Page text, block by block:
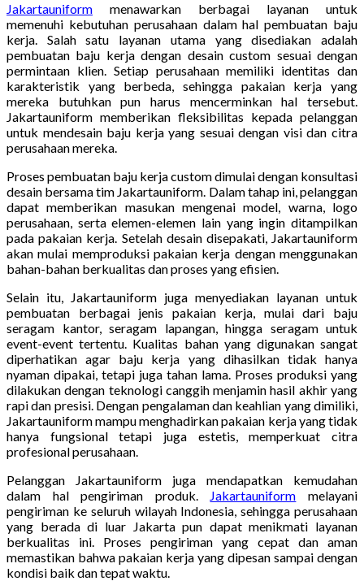
Jakartauniform
menawarkan berbagai layanan untuk
memenuhi kebutuhan perusahaan dalam hal pembuatan baju
kerja. Salah satu layanan utama yang disediakan adalah
pembuatan baju kerja dengan desain custom sesuai dengan
permintaan klien. Setiap perusahaan memiliki identitas dan
karakteristik yang berbeda, sehingga pakaian kerja yang
mereka butuhkan pun harus mencerminkan hal tersebut.
Jakartauniform memberikan fleksibilitas kepada pelanggan
untuk mendesain baju kerja yang sesuai dengan visi dan citra
perusahaan mereka.
Proses pembuatan baju kerja custom dimulai dengan konsultasi
desain bersama tim Jakartauniform. Dalam tahap ini, pelanggan
dapat memberikan masukan mengenai model, warna, logo
perusahaan, serta elemen-elemen lain yang ingin ditampilkan
pada pakaian kerja. Setelah desain disepakati, Jakartauniform
akan mulai memproduksi pakaian kerja dengan menggunakan
bahan-bahan berkualitas dan proses yang efisien.
Selain itu, Jakartauniform juga menyediakan layanan untuk
pembuatan berbagai jenis pakaian kerja, mulai dari baju
seragam kantor, seragam lapangan, hingga seragam untuk
event-event tertentu. Kualitas bahan yang digunakan sangat
diperhatikan agar baju kerja yang dihasilkan tidak hanya
nyaman dipakai, tetapi juga tahan lama. Proses produksi yang
dilakukan dengan teknologi canggih menjamin hasil akhir yang
rapi dan presisi. Dengan pengalaman dan keahlian yang dimiliki,
Jakartauniform mampu menghadirkan pakaian kerja yang tidak
hanya fungsional tetapi juga estetis, memperkuat citra
profesional perusahaan.
Pelanggan Jakartauniform juga mendapatkan kemudahan
dalam hal pengiriman produk. Jakartauniform
melayani
pengiriman ke seluruh wilayah Indonesia, sehingga perusahaan
yang berada di luar Jakarta pun dapat menikmati layanan
berkualitas ini. Proses pengiriman yang cepat dan aman
memastikan bahwa pakaian kerja yang dipesan sampai dengan
kondisi baik dan tepat waktu.